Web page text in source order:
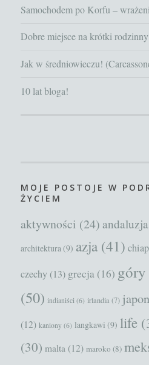
Samochodem po Korfu –
Dobre miejsce na krótki
Jak w średniowieczu!
10 lat bloga!
MOJE POSTOJE W
ŻYCIEM
aktywności (24) andaluzja
architektura(9) azja (41)
czechy (13) grecja (16) góry
(50) indianiści (6) irlandia (7)
(12) kaniony (6) langkawi (9) life
(30) malta (12) maroko (8)